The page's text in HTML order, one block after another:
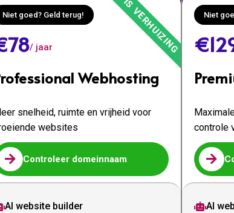
Niet goed? Geld terug!
/ jaar
Webhosting
snelheid, ruimte en vrijheid voor
websites
 Controleer domeinnaam
AI website builder
Niet
controle

AI